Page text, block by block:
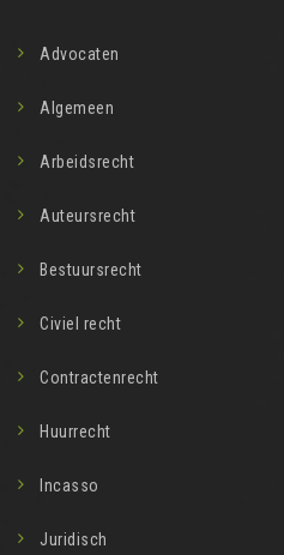
Advocaten
Algemeen
Arbeidsrecht
Auteursrecht
Bestuursrecht
Civiel recht
Contractenrecht
Huurrecht
Incasso
Juridisch